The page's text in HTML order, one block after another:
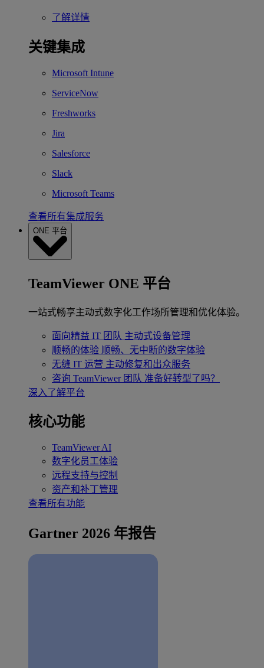
了解详情
关键集成
Microsoft Intune
ServiceNow
Freshworks
Jira
Salesforce
Slack
Microsoft Teams
查看所有集成服务
ONE 平台
TeamViewer ONE 平台
一站式畅享主动式数字化工作场所管理和优化体验。
面向精益 IT 团队 主动式设备管理
顺畅的体验 顺畅、无中断的数字体验
无缝 IT 运营 主动修复和出众服务
咨询 TeamViewer 团队 准备好转型了吗？
深入了解平台
核心功能
TeamViewer AI
数字化员工体验
远程支持与控制
资产和补丁管理
查看所有功能
Gartner 2026 年报告